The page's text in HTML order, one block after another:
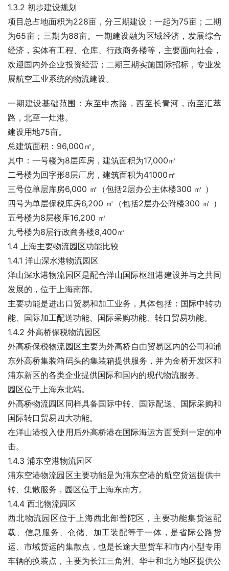
1.3.2 初步建设规划
项目总占地面积为228亩，分三期建设：一起为75亩；二期
为65亩；三期为88亩。一期建设融为区域经济，发展综合
经济，实体有工程、仓库、行政商务楼等，主要面向社会，
欢迎国内外企业投资经营；二期三期实施国际招标，专业发
展航空工业系统的物流建设。
一期建设基础范围：东至申杰路，西至长青河，南至汇萃
路，北至一灶港。
建设用地75亩。
总建筑面积：96,000㎡,
其中：一号楼为8层库房，建筑面积为17,000㎡
二号楼为回字形8层厂房，建筑面积为41000㎡
三号位单层库房6,000 ㎡（包括2层办公主体楼300 ㎡ ）
四号为单层保税库房6,200 ㎡（包括2层办公附楼300 ㎡ ）
五号楼为8层楼库16,200 ㎡
九号楼为8层行政商务楼8,400㎡
1.4 上海主要物流园区功能比较
1.4.1 洋山深水港物流园区
洋山深水港物流园区是配合洋山国际枢纽港建设并与之共同
发展的，位于上海南部。
主要功能是进出口贸易和加工业务，具体包括：国际中转功
能、国际加工配送功能、国际采购功能、转口贸易功能。
1.4.2 外高桥保税物流园区
外高桥保税物流园区主要为外高桥自由贸易区内的公司和浦
东外高桥集装箱码头的集装箱提供服务，并为金桥开发区和
浦东新区的各类企业提供国际和国内的现代物流服务。
园区位于上海东北端。
外高桥物流园区同样具备国际中转、国际配送、国际采购和
国际转口贸易四大功能。
在洋山港投入使用后外高桥港在国际海运方面受到一定的冲
击。
1.4.3 浦东空港物流园区
浦东空港物流园区主要功能是为浦东空港的航空货运提供中
转、集散服务，园区位于上海东南方。
1.4.4 西北物流园区
西北物流园区位于上海西北部普陀区，主要功能集货运配
载、信息服务、仓储、加工装配等于一体，是省际公路货
运、市域货运的集散点，也是长途大型货车和市内小型专用
车辆的换装点，主要为长江三角洲、华中和北方地区提供公